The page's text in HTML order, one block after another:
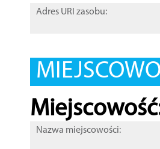
Adres URI zasobu:
Nazwa miejscowości: